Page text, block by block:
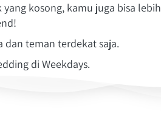
kosong, kamu juga bisa lebih
dan teman terdekat saja.
di Weekdays.